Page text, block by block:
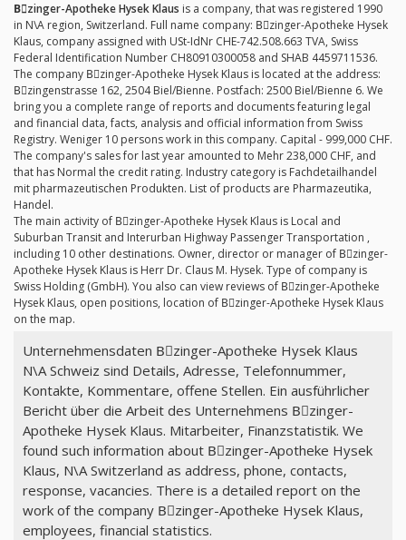
Bِzinger-Apotheke Hysek Klaus is a company, that was registered 1990
in N\A region, Switzerland. Full name company: Bِzinger-Apotheke Hysek
Klaus, company assigned with USt-IdNr CHE-742.508.663 TVA, Swiss
Federal Identification Number CH80910300058 and SHAB 4459711536.
The company Bِzinger-Apotheke Hysek Klaus is located at the address:
Bِzingenstrasse 162, 2504 Biel/Bienne. Postfach: 2500 Biel/Bienne 6. We
bring you a complete range of reports and documents featuring legal
and financial data, facts, analysis and official information from Swiss
Registry. Weniger 10 persons work in this company. Capital - 999,000 CHF.
The company's sales for last year amounted to Mehr 238,000 CHF, and
that has Normal the credit rating. Industry category is Fachdetailhandel
mit pharmazeutischen Produkten. List of products are Pharmazeutika,
Handel.
The main activity of Bِzinger-Apotheke Hysek Klaus is Local and
Suburban Transit and Interurban Highway Passenger Transportation ,
including 10 other destinations. Owner, director or manager of Bِzinger-
Apotheke Hysek Klaus is Herr Dr. Claus M. Hysek. Type of company is
Swiss Holding (GmbH). You also can view reviews of Bِzinger-Apotheke
Hysek Klaus, open positions, location of Bِzinger-Apotheke Hysek Klaus
on the map.
Unternehmensdaten Bِzinger-Apotheke Hysek Klaus
N\A Schweiz sind Details, Adresse, Telefonnummer,
Kontakte, Kommentare, offene Stellen. Ein ausführlicher
Bericht über die Arbeit des Unternehmens Bِzinger-
Apotheke Hysek Klaus. Mitarbeiter, Finanzstatistik. We
found such information about Bِzinger-Apotheke Hysek
Klaus, N\A Switzerland as address, phone, contacts,
response, vacancies. There is a detailed report on the
work of the company Bِzinger-Apotheke Hysek Klaus,
employees, financial statistics.